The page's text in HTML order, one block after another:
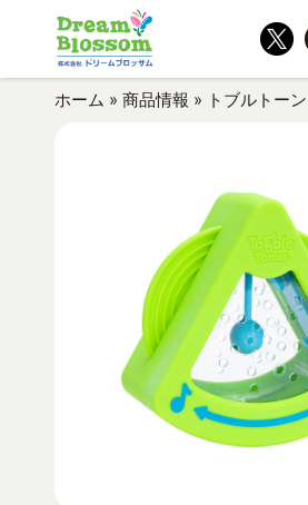
ホーム » 商品情報 » トブルトーン